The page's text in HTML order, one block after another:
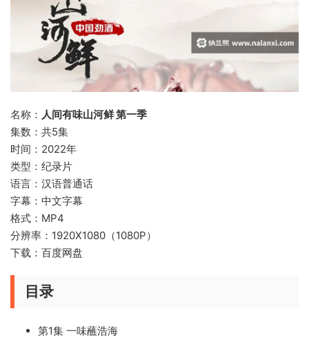
名称： 人间有味山河鲜 第一季
集数：共5集
时间：2022年
类型：纪录片
语言：汉语普通话
字幕：中文字幕
格式：MP4
分辨率：1920X1080（1080P）
下载：百度网盘
目录
第1集 一味蘸浩海